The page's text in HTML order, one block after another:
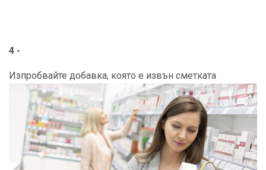
4 -
Изпробвайте добавка, която е извън сметката